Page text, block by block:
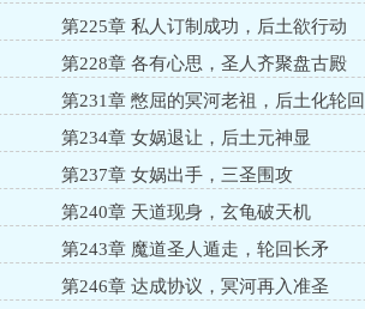
第225章 私人订制成功，后土欲行动
第228章 各有心思，圣人齐聚盘古殿
第231章 憋屈的冥河老祖，后土化轮回
第234章 女娲退让，后土元神显
第237章 女娲出手，三圣围攻
第240章 天道现身，玄龟破天机
第243章 魔道圣人遁走，轮回长矛
第246章 达成协议，冥河再入准圣